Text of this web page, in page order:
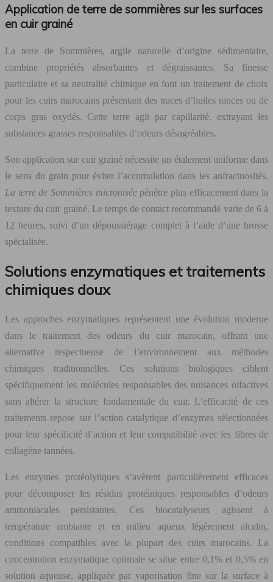
Application de terre de sommières sur les surfaces
en cuir grainé
La terre de Sommières, argile naturelle d’origine sédimentaire,
combine propriétés absorbantes et dégraissantes. Sa finesse
particulaire et sa neutralité chimique en font un traitement de choix
pour les cuirs marocains présentant des traces d’huiles rances ou de
corps gras oxydés. Cette terre agit par capillarité, extrayant les
substances grasses responsables d’odeurs désagréables.
Son application sur cuir grainé nécessite un étalement uniforme dans
le sens du grain pour éviter l’accumulation dans les anfractuosités.
La terre de Sommières micronisée pénètre plus efficacement dans la
texture du cuir grainé. Le temps de contact recommandé varie de 6 à
12 heures, suivi d’un dépoussiérage complet à l’aide d’une brosse
spécialisée.
Solutions enzymatiques et traitements
chimiques doux
Les approches enzymatiques représentent une évolution moderne
dans le traitement des odeurs du cuir marocain, offrant une
alternative respectueuse de l’environnement aux méthodes
chimiques traditionnelles. Ces solutions biologiques ciblent
spécifiquement les molécules responsables des nuisances olfactives
sans altérer la structure fondamentale du cuir. L’efficacité de ces
traitements repose sur l’action catalytique d’enzymes sélectionnées
pour leur spécificité d’action et leur compatibilité avec les fibres de
collagène tannées.
Les enzymes protéolytiques s’avèrent particulièrement efficaces
pour décomposer les résidus protéiniques responsables d’odeurs
ammoniacales persistantes. Ces biocatalyseurs agissent à
température ambiante et en milieu aqueux légèrement alcalin,
conditions compatibles avec la plupart des cuirs marocains. La
concentration enzymatique optimale se situe entre 0,1% et 0,5% en
solution aqueuse, appliquée par vaporisation fine sur la surface à